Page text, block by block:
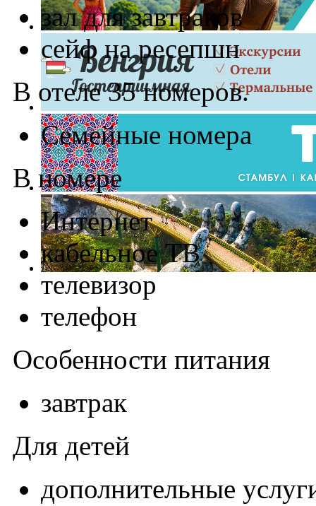
зал для завтраков
сейф на ресепшн
В отеле 35 номеров.
Семейные номера
В номере
Интернет
кабельное ТВ
телевизор
телефон
Особенности питания
завтрак
Для детей
дополнительные